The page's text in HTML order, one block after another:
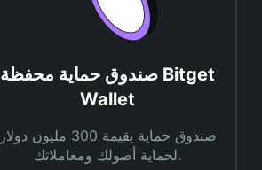
صندوق حماية محفظة Bitget
Wallet
صندوق حماية بقيمة 300 مليون دولار
لحماية أصولك ومعاملاتك.